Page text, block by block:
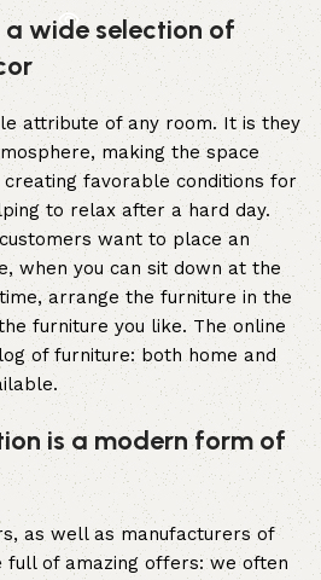
a wide selection of
attribute of any room. It is they
making the space
favorable conditions for
to relax after a hard day.
want to place an
when you can sit down at the
arrange the furniture in the
furniture you like. The online
of furniture: both home and
is a modern form of
as well as manufacturers of
full of amazing offers: we often